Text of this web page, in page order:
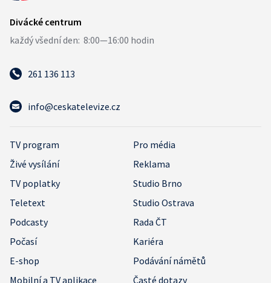
261 136 113
info@ceskatelevize.cz
TV program
Pro média
Živé vysílání
Reklama
TV poplatky
Studio Brno
Teletext
Studio Ostrava
Podcasty
Rada ČT
Počasí
Kariéra
E-shop
Podávání námětů
Mobilní a TV aplikace
Časté dotazy